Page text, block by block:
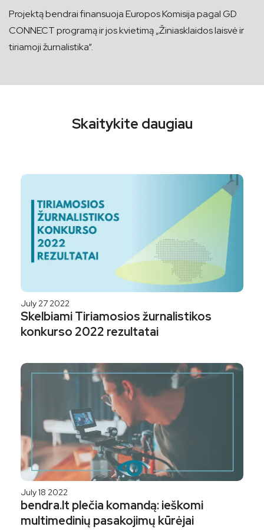
Projektą bendrai finansuoja Europos Komisija pagal GD
CONNECT programą ir jos kvietimą „Žiniasklaidos laisvė ir
tiriamoji žurnalistika“.
Skaitykite daugiau
July 27 2022
Skelbiami Tiriamosios žurnalistikos
konkurso 2022 rezultatai
July 18 2022
bendra.lt plečia komandą: ieškomi
multimedinių pasakojimų kūrėjai